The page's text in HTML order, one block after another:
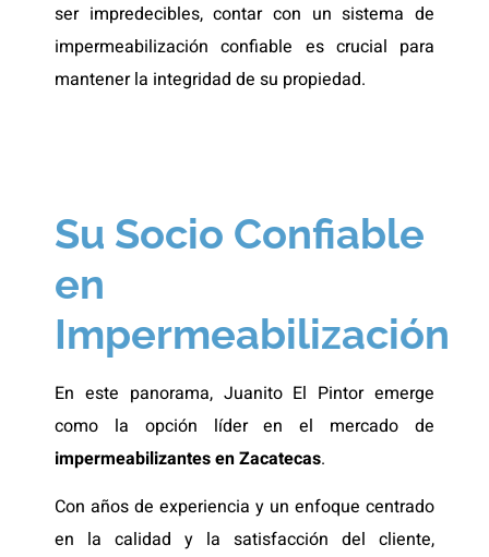
ser impredecibles, contar con un sistema de
impermeabilización confiable es crucial para
mantener la integridad de su propiedad.
Su Socio Confiable
en
Impermeabilización
En este panorama, Juanito El Pintor emerge
como la opción líder en el mercado de
impermeabilizantes en Zacatecas.
Con años de experiencia y un enfoque centrado
en la calidad y la satisfacción del cliente,